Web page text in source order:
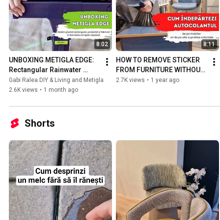
8:02
UNBOXING METIGLA EDGE:
Rectangular Rainwater
System, Robotically
Designed and Manufactured
Gabi Ralea DIY & Living and Metigla
2.6K views • 1 month ago
8:11
HOW TO REMOVE STICKER
FROM FURNITURE WITHOUT
EFFORT
2.7K views • 1 year ago
Shorts